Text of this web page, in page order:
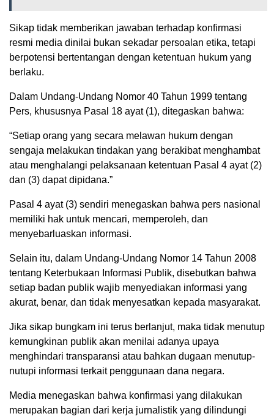
Sikap tidak memberikan jawaban terhadap konfirmasi
resmi media dinilai bukan sekadar persoalan etika, tetapi
berpotensi bertentangan dengan ketentuan hukum yang
berlaku.
Dalam Undang-Undang Nomor 40 Tahun 1999 tentang
Pers, khususnya Pasal 18 ayat (1), ditegaskan bahwa:
“Setiap orang yang secara melawan hukum dengan
sengaja melakukan tindakan yang berakibat menghambat
atau menghalangi pelaksanaan ketentuan Pasal 4 ayat (2)
dan (3) dapat dipidana.”
Pasal 4 ayat (3) sendiri menegaskan bahwa pers nasional
memiliki hak untuk mencari, memperoleh, dan
menyebarluaskan informasi.
Selain itu, dalam Undang-Undang Nomor 14 Tahun 2008
tentang Keterbukaan Informasi Publik, disebutkan bahwa
setiap badan publik wajib menyediakan informasi yang
akurat, benar, dan tidak menyesatkan kepada masyarakat.
Jika sikap bungkam ini terus berlanjut, maka tidak menutup
kemungkinan publik akan menilai adanya upaya
menghindari transparansi atau bahkan dugaan menutup-
nutupi informasi terkait penggunaan dana negara.
Media menegaskan bahwa konfirmasi yang dilakukan
merupakan bagian dari kerja jurnalistik yang dilindungi